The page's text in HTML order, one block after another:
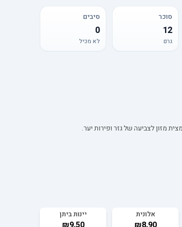
סוכר
12
גרם
סיבים
0
לא מכיל
אלונית יינות ביתן